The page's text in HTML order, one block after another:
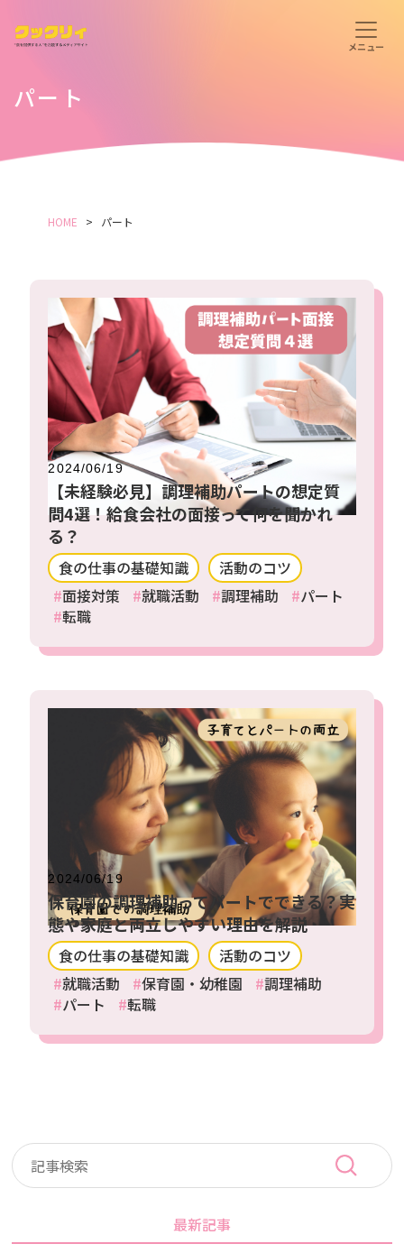
パート
HOME パート
2024/06/19
【未経験必見】調理補助パートの想定質
問4選！給食会社の面接って何を聞かれ
る？
食の仕事の基礎知識
活動のコツ
面接対策
就職活動 調理補助
パート
転職
2024/06/19
保育園の調理補助ってパートでできる？実
態や家庭と両立しやすい理由を解説
食の仕事の基礎知識
活動のコツ
就職活動
保育園・幼稚園
調理補助
パート
転職
最新記事